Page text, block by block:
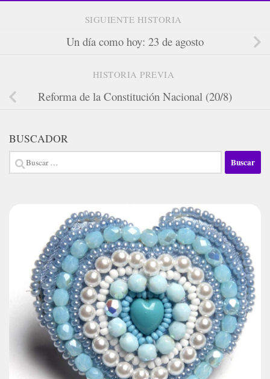
SIGUIENTE HISTORIA
Un día como hoy: 23 de agosto
HISTORIA PREVIA
Reforma de la Constitución Nacional (20/8)
BUSCADOR
Buscar: